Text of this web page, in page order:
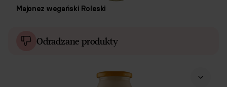
Majonez wegański Roleski
Odradzane produkty